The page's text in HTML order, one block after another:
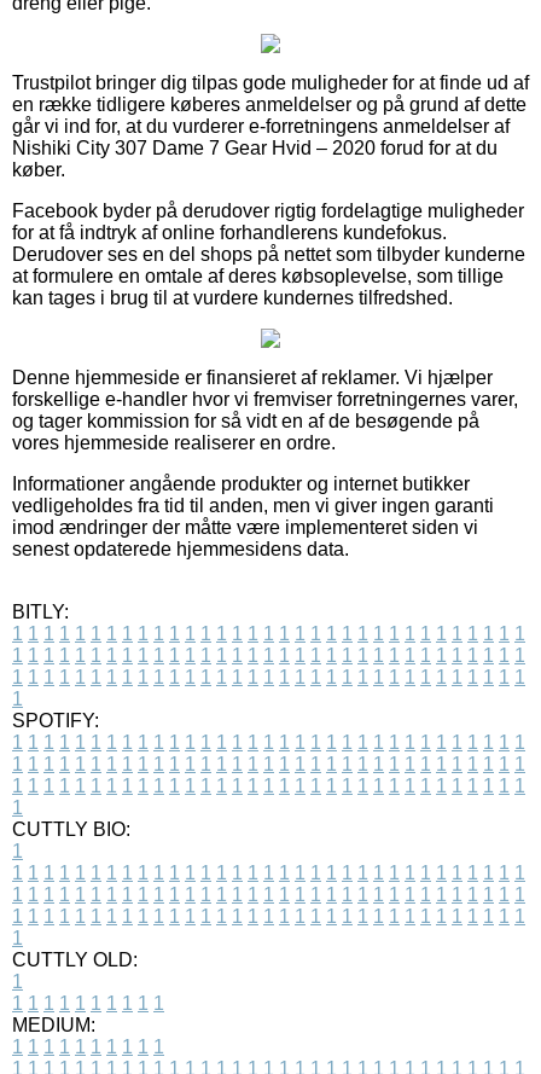
Trustpilot bringer dig tilpas gode muligheder for at finde ud af
en række tidligere køberes anmeldelser og på grund af dette
går vi ind for, at du vurderer e-forretningens anmeldelser af
Nishiki City 307 Dame 7 Gear Hvid – 2020 forud for at du
køber.
Facebook byder på derudover rigtig fordelagtige muligheder
for at få indtryk af online forhandlerens kundefokus.
Derudover ses en del shops på nettet som tilbyder kunderne
at formulere en omtale af deres købsoplevelse, som tillige
kan tages i brug til at vurdere kundernes tilfredshed.
Denne hjemmeside er finansieret af reklamer. Vi hjælper
forskellige e-handler hvor vi fremviser forretningernes varer,
og tager kommission for så vidt en af de besøgende på
vores hjemmeside realiserer en ordre.
Informationer angående produkter og internet butikker
vedligeholdes fra tid til anden, men vi giver ingen garanti
imod ændringer der måtte være implementeret siden vi
senest opdaterede hjemmesidens data.
BITLY:
1 1 1 1 1 1 1 1 1 1 1 1 1 1 1 1 1 1 1 1 1 1 1 1 1 1 1 1 1 1 1 1 1
1 1 1 1 1 1 1 1 1 1 1 1 1 1 1 1 1 1 1 1 1 1 1 1 1 1 1 1 1 1 1 1 1
1 1 1 1 1 1 1 1 1 1 1 1 1 1 1 1 1 1 1 1 1 1 1 1 1 1 1 1 1 1 1 1 1
1
SPOTIFY:
1 1 1 1 1 1 1 1 1 1 1 1 1 1 1 1 1 1 1 1 1 1 1 1 1 1 1 1 1 1 1 1 1
1 1 1 1 1 1 1 1 1 1 1 1 1 1 1 1 1 1 1 1 1 1 1 1 1 1 1 1 1 1 1 1 1
1 1 1 1 1 1 1 1 1 1 1 1 1 1 1 1 1 1 1 1 1 1 1 1 1 1 1 1 1 1 1 1 1
1
CUTTLY BIO:
1
1 1 1 1 1 1 1 1 1 1 1 1 1 1 1 1 1 1 1 1 1 1 1 1 1 1 1 1 1 1 1 1 1
1 1 1 1 1 1 1 1 1 1 1 1 1 1 1 1 1 1 1 1 1 1 1 1 1 1 1 1 1 1 1 1 1
1 1 1 1 1 1 1 1 1 1 1 1 1 1 1 1 1 1 1 1 1 1 1 1 1 1 1 1 1 1 1 1 1
1
CUTTLY OLD:
1
1 1 1 1 1 1 1 1 1 1
MEDIUM:
1 1 1 1 1 1 1 1 1 1
1 1 1 1 1 1 1 1 1 1 1 1 1 1 1 1 1 1 1 1 1 1 1 1 1 1 1 1 1 1 1 1 1